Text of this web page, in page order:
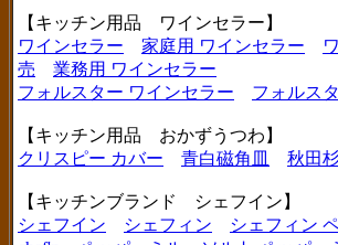
【キッチン用品 ワインセラー】
ワインセラー
家庭用 ワインセラー
売
業務用 ワインセラー
フォルスター ワインセラー
フォルス
【キッチン用品 おかずうつわ】
クリスピー カバー
青白磁角皿 秋田
【キッチンブランド シェフイン】
シェフイン
シェフィン シェフィン